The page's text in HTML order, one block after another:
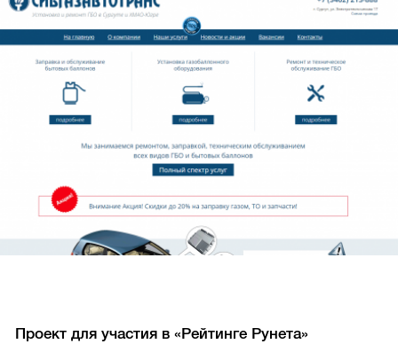
Проект для участия в «Рейтинге Рунета»